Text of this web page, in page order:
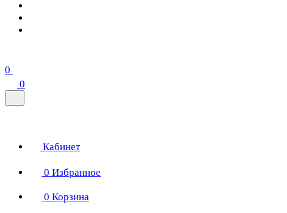
0
0
Кабинет
0 Избранное
0 Корзина